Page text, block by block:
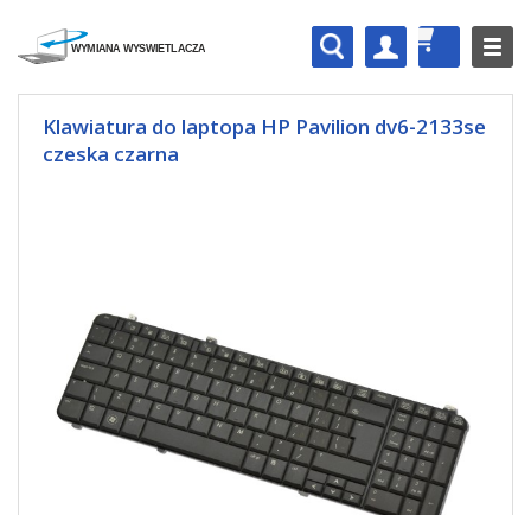
Klawiatura do laptopa HP Pavilion dv6-2133se
czeska czarna